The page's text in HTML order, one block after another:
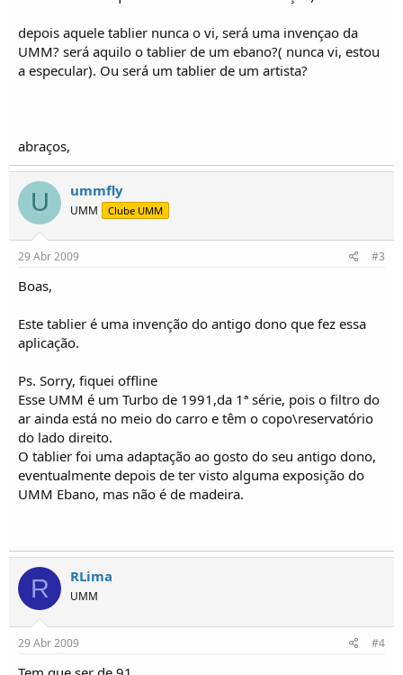
depois aquele tablier nunca o vi, será uma invençao da
UMM? será aquilo o tablier de um ebano?( nunca vi, estou
a especular). Ou será um tablier de um artista?
abraços,
U ummfly
UMM Clube UMM
29 Abr 2009 #3
Boas,
Este tablier é uma invenção do antigo dono que fez essa
aplicação.
Ps. Sorry, fiquei offline
Esse UMM é um Turbo de 1991,da 1ª série, pois o filtro do
ar ainda está no meio do carro e têm o copo\reservatório
do lado direito.
O tablier foi uma adaptação ao gosto do seu antigo dono,
eventualmente depois de ter visto alguma exposição do
UMM Ebano, mas não é de madeira.
R RLima
UMM
29 Abr 2009 #4